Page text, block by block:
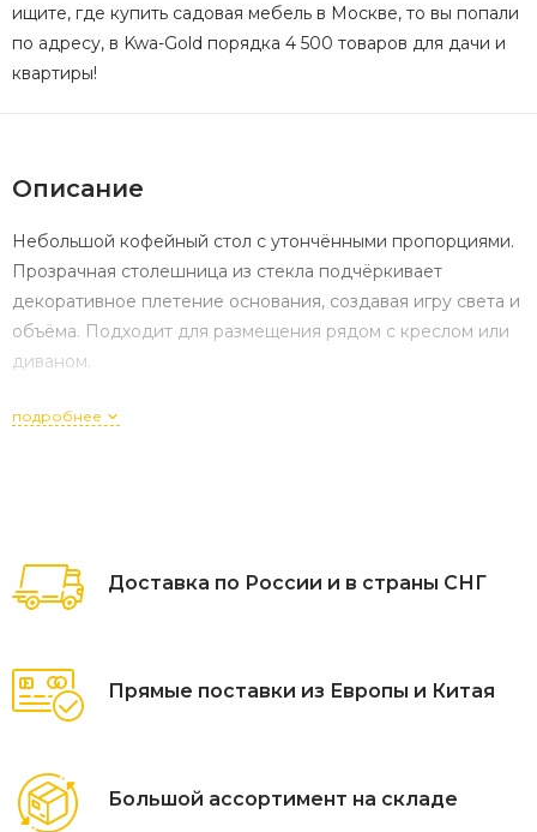
ищите, где купить садовая мебель в Москве, то вы попали
по адресу, в Kwa-Gold порядка 4 500 товаров для дачи и
квартиры!
Описание
Небольшой кофейный стол с утончёнными пропорциями.
Прозрачная столешница из стекла подчёркивает
декоративное плетение основания, создавая игру света и
объёма. Подходит для размещения рядом с креслом или
диваном.
подробнее
Доставка по России и в страны СНГ
Прямые поставки из Европы и Китая
Большой ассортимент на складе